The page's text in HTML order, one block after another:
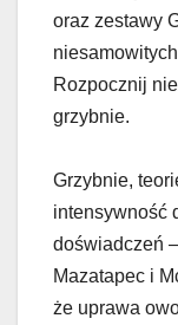
oraz zestawy
Rozpocznij
grzybnie.
Grzybnie,
intensywność
doświadczeń
Mazatapec i
że uprawa